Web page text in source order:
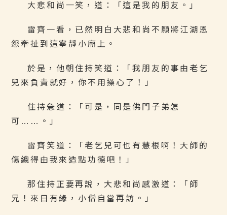
大悲和尚一笑，道：「這是我的朋友。」
雷齊一看，已然明白大悲和尚不願將江湖恩
怨牽扯到這寧靜小廟上。
於是，他朝住持笑道：「我朋友的事由老乞
兒來負責就好，你不用操心了！」
住持急道：「可是，同是佛門子弟怎
可……。」
雷齊笑道：「老乞兒可也有慧根啊！大師的
傷總得由我來造點功德吧！」
那住持正要再說，大悲和尚感激道：「師
兄！來日有緣，小僧自當再訪。」